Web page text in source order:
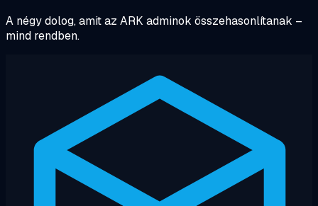
A négy dolog, amit az ARK adminok összehasonlítanak –
mind rendben.